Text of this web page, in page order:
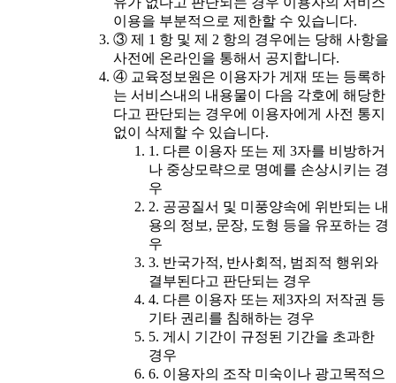
이용을 부분적으로 제한할 수 있습니다.
③ 제 1 항 및 제 2 항의 경우에는 당해 사항을
사전에 온라인을 통해서 공지합니다.
④ 교육정보원은 이용자가 게재 또는 등록하
는 서비스내의 내용물이 다음 각호에 해당한
다고 판단되는 경우에 이용자에게 사전 통지
없이 삭제할 수 있습니다.
1. 다른 이용자 또는 제 3자를 비방하거
나 중상모략으로 명예를 손상시키는 경
우
2. 공공질서 및 미풍양속에 위반되는 내
용의 정보, 문장, 도형 등을 유포하는 경
우
3. 반국가적, 반사회적, 범죄적 행위와
결부된다고 판단되는 경우
4. 다른 이용자 또는 제3자의 저작권 등
기타 권리를 침해하는 경우
5. 게시 기간이 규정된 기간을 초과한
경우
6. 이용자의 조작 미숙이나 광고목적으